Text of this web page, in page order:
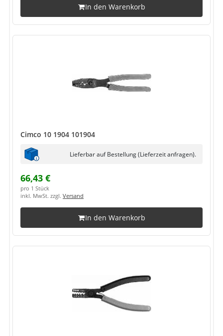
In den Warenkorb
Cimco 10 1904 101904
Lieferbar auf Bestellung (Lieferzeit anfragen).
66,43 €
pro 1 Stück
inkl. MwSt. zzgl. Versand
In den Warenkorb